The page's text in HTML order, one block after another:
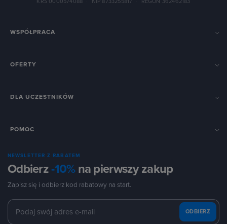
WSPÓŁPRACA
OFERTY
DLA UCZESTNIKÓW
POMOC
NEWSLETTER Z RABATEM
Odbierz-10%na pierwszy zakup
Zapisz się i odbierz kod rabatowy na start.
ODBIERZ